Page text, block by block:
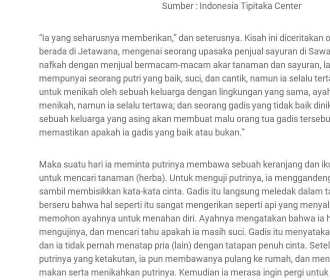
Sumber : Indonesia Tipitaka Center
“Ia yang seharusnya memberikan,” dan seterusnya. Kisah ini diceritakan
berada di Jetawana, mengenai seorang upasaka penjual sayuran di
nafkah dengan menjual bermacam-macam akar tanaman dan sayuran,
mempunyai seorang putri yang baik, suci, dan cantik, namun ia selalu
untuk menikah oleh sebuah keluarga dengan lingkungan yang sama,
menikah, namun ia selalu tertawa; dan seorang gadis yang tidak baik
sebuah keluarga yang asing akan membuat malu orang tua gadis
memastikan apakah ia gadis yang baik atau bukan.”
Maka suatu hari ia meminta putrinya membawa sebuah keranjang dan
untuk mencari tanaman (herba). Untuk menguji putrinya, ia
sambil membisikkan kata-kata cinta. Gadis itu langsung meledak dalam
berseru bahwa hal seperti itu sangat mengerikan seperti api yang
memohon ayahnya untuk menahan diri. Ayahnya mengatakan bahwa ia
mengujinya, dan mencari tahu apakah ia masih suci. Gadis itu
dan ia tidak pernah menatap pria (lain) dengan tatapan penuh cinta.
putrinya yang ketakutan, ia pun membawanya pulang ke rumah, dan
makan serta menikahkan putrinya. Kemudian ia merasa ingin pergi